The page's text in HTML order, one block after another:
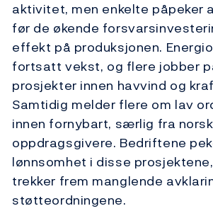
aktivitet, men enkelte påpeker
før de økende
effekt på produksjonen.
fortsatt vekst, og flere jobber
prosjekter innen havvind og
Samtidig melder flere om lav
innen fornybart, særlig fra
oppdragsgivere. Bedriftene
lønnsomhet i disse
trekker frem manglende
støtteordningene.